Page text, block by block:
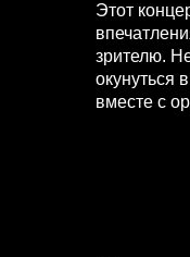
Этот
зрителю.
окунуться
вместе с